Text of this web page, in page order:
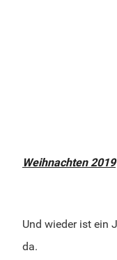
Weihnachten 2019
Und wieder ist ein
da.